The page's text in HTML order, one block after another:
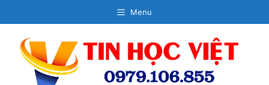
đến
dung
Menu